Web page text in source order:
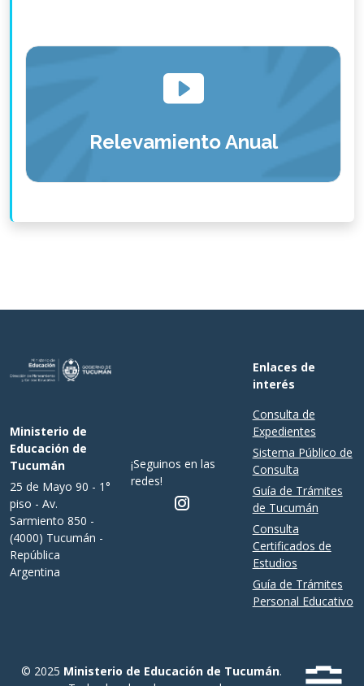
Relevamiento Anual
Ministerio de
Educación de
Tucumán
25 de Mayo 90 - 1°
piso - Av.
Sarmiento 850 -
(4000) Tucumán -
República
Argentina
¡Seguinos en las
redes!
Enlaces de
interés
Consulta de
Expedientes
Sistema Público de
Consulta
Guía de Trámites
de Tucumán
Consulta
Certificados de
Estudios
Guía de Trámites
Personal Educativo
© 2025 Ministerio de Educación de Tucumán.